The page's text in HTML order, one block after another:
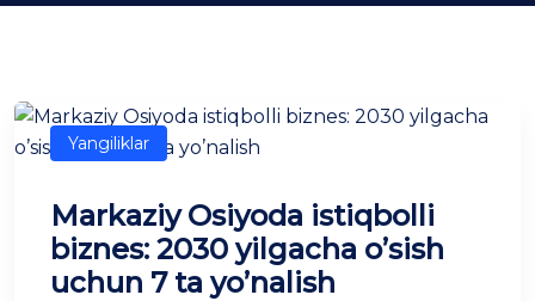
Yangiliklar
Markaziy Osiyoda istiqbolli
biznes: 2030 yilgacha o’sish
uchun 7 ta yo’nalish